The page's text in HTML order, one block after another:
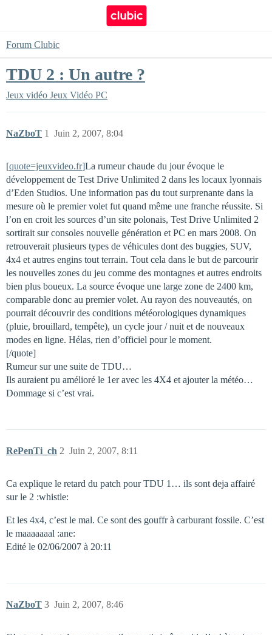
Forum Clubic
TDU 2 : Un autre ?
Jeux vidéo Jeux Vidéo PC
NaZboT Juin 2, 2007, 8:04
1
[quote=jeuxvideo.fr]La rumeur chaude du jour évoque le
développement de Test Drive Unlimited 2 dans les locaux lyonnais
d’Eden Studios. Une information pas du tout surprenante dans la
mesure où le premier volet fut quand même une franche réussite. Si
l’on en croit les sources d’un site polonais, Test Drive Unlimited 2
sortirait sur consoles nouvelle génération et PC en mars 2008. On
retrouverait plusieurs types de véhicules dont des buggies, SUV,
4x4 et autres engins tout terrain. Tout cela dans le but de parcourir
les nouvelles zones du jeu comme des montagnes et autres endroits
bien plus boueux. La source évoque une large zone de 2400 km,
comparable donc au premier volet. Au rayon des nouveautés, on
pourrait découvrir des conditions météorologiques dynamiques
(pluie, brouillard, tempête), un cycle jour / nuit et de nouveaux
modes en ligne. Hélas, rien d’officiel pour le moment.
[/quote]
Rumeur sur une suite de TDU…
Ils auraient pu amélioré le 1er avec les 4X4 et ajouter la météo…
Dommage si c’est vrai.
RePenTi_ch Juin 2, 2007, 8:11
2
Ca explique le retard du patch pour TDU 1… ils sont deja affairé
sur le 2 :whistle:
Et les 4x4, c’est le mal. Ce sont des gouffr à carburant fossile. C’est
le maaaaaaal :ane:
Edité le 02/06/2007 à 20:11
NaZboT Juin 2, 2007, 8:46
3